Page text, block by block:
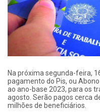
Na próxima segunda-feira,
pagamento do Pis, ou
ao ano-base 2023, para os
agosto. Serão pagos cerca
milhões de beneficiários.